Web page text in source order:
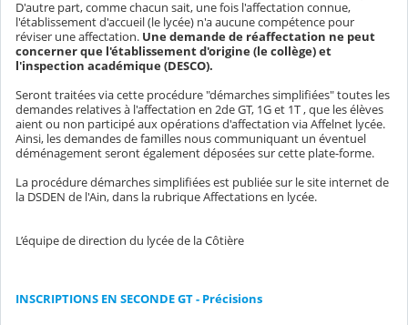
D'autre part, comme chacun sait, une fois l'affectation connue,
l'établissement d'accueil (le lycée) n'a aucune compétence pour
réviser une affectation. Une demande de réaffectation ne peut
concerner que l'établissement d'origine (le collège) et
l'inspection académique (DESCO).
Seront traitées via cette procédure "démarches simplifiées" toutes les
demandes relatives à l'affectation en 2de GT, 1G et 1T , que les élèves
aient ou non participé aux opérations d'affectation via Affelnet lycée.
Ainsi, les demandes de familles nous communiquant un éventuel
déménagement seront également déposées sur cette plate-forme.
La procédure démarches simplifiées est publiée sur le site internet de
la DSDEN de l'Ain, dans la rubrique Affectations en lycée.
L’équipe de direction du lycée de la Côtière
INSCRIPTIONS EN SECONDE GT - Précisions